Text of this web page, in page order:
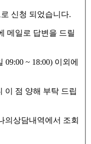
신청 되었습니다.
메일로 답변을 드릴
~ 18:00) 이외에
이 점 양해 부탁 드립
의상담내역에서 조회